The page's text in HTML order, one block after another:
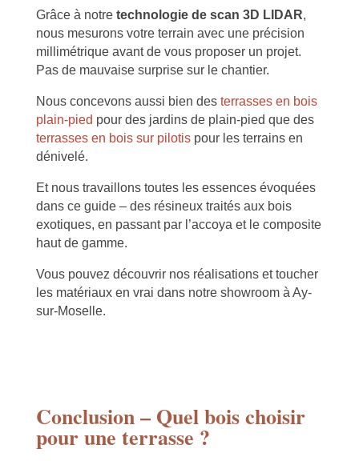
Grâce à notre technologie de scan 3D LIDAR,
nous mesurons votre terrain avec une précision
millimétrique avant de vous proposer un projet.
Pas de mauvaise surprise sur le chantier.
Nous concevons aussi bien des terrasses en bois
plain-pied pour des jardins de plain-pied que des
terrasses en bois sur pilotispour les terrains en
dénivelé.
Et nous travaillons toutes les essences évoquées
dans ce guide – des résineux traités aux bois
exotiques, en passant par l’accoya et le composite
haut de gamme.
Vous pouvez découvrir nos réalisations et toucher
les matériaux en vrai dans notre showroom à Ay-
sur-Moselle.
Conclusion – Quel bois choisir
pour une terrasse ?